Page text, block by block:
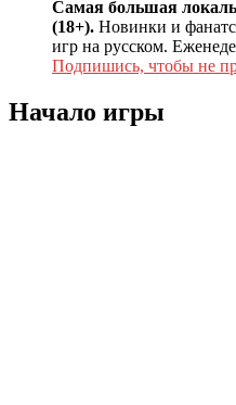
Самая большая
(18+). Новинки и
игр на русском.
Подпишись, чтобы не
Начало игры